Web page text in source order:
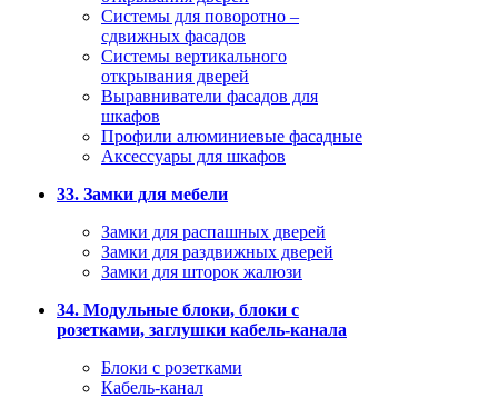
Системы для поворотно –
сдвижных фасадов
Системы вертикального
открывания дверей
Выравниватели фасадов для
шкафов
Профили алюминиевые фасадные
Аксессуары для шкафов
33. Замки для мебели
Замки для распашных дверей
Замки для раздвижных дверей
Замки для шторок жалюзи
34. Модульные блоки, блоки с
розетками, заглушки кабель-канала
Блоки с розетками
Кабель-канал